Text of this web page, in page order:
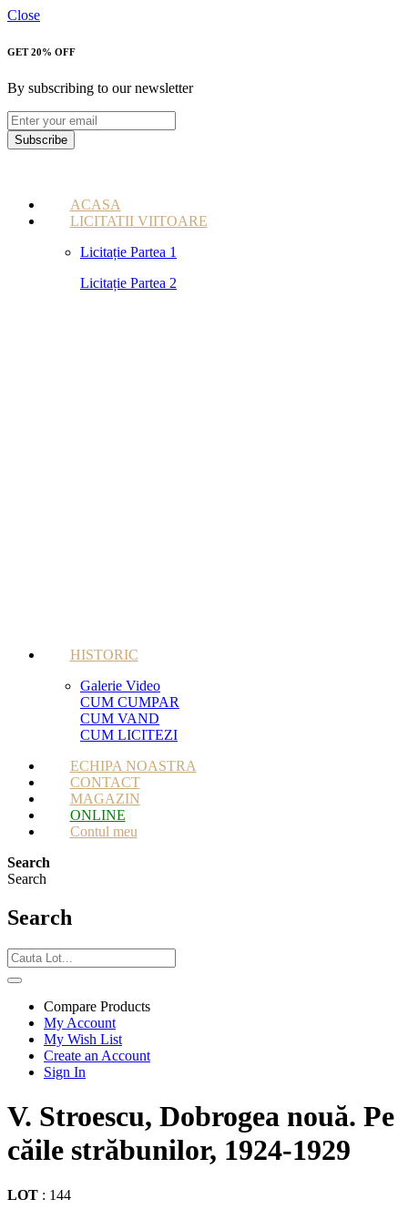
Close
GET 20% OFF
By subscribing to our newsletter
Subscribe
ACASA
LICITATII VIITOARE
Licitație Partea 1
Licitație Partea 2
HISTORIC
Galerie Video
CUM CUMPAR
CUM VAND
CUM LICITEZI
ECHIPA NOASTRA
CONTACT
MAGAZIN
ONLINE
Contul meu
Search
Search
Search
Compare Products
My Account
My Wish List
Create an Account
Sign In
V. Stroescu, Dobrogea nouă. Pe
căile străbunilor, 1924-1929
LOT : 144